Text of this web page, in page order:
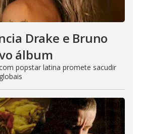
Drake e Bruno
álbum
popstar latina promete sacudir